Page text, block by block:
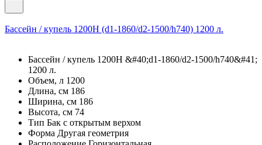
Бассейн / купель 1200Н (d1-1860/d2-1500/h740) 1200 л.
Бассейн / купель 1200Н &#40;d1-1860/d2-1500/h740&#41;
1200 л.
Объем, л 1200
Длина, см 186
Ширина, см 186
Высота, см 74
Тип Бак с открытым верхом
Форма Другая геометрия